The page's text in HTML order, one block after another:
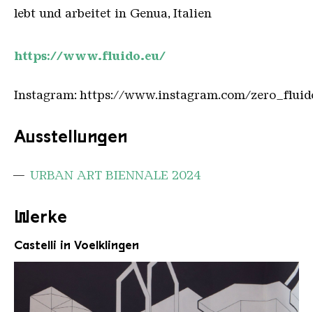
lebt und arbeitet in Genua, Italien
https://www.fluido.eu/
Instagram: https://www.instagram.com/
Ausstellungen
URBAN ART BIENNALE 2024
Werke
Castelli in Voelklingen